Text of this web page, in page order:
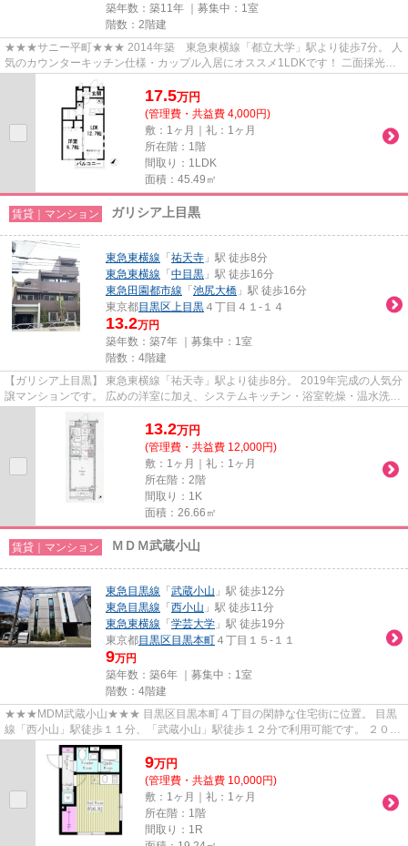
築年数：築11年 ｜募集中： 1室
階数：2階建
★★★サニー平町★★★ 2014年築 東急東横線「都立大学」駅より徒歩7分。 人
気のカウンターキッチン仕様・カップル入居にオススメ1LDKです！ 二面採光の
17.5万円
(管理費・共益費 4,000円)
敷：1ヶ月｜礼：1ヶ月
所在階：1階
間取り：1LDK
面積：45.49㎡
賃貸｜マンション ガリシア上目黒
東急東横線 「 祐天寺 」駅 徒歩8分
東急東横線 「 中目黒 」駅 徒歩16分
東急田園都市線 「 池尻大橋 」駅 徒歩16分
東京都目黒区上目黒 ４丁目４１-１４
13.2万円
築年数：築7年 ｜募集中： 1室
階数：4階建
【ガリシア上目黒】 東急東横線「祐天寺」駅より徒歩8分。 2019年完成の人気分
譲マンションです。 広めの洋室に加え、システムキッチン・浴室乾燥・温水洗浄
便座など充実の設備。 オー...
13.2万円
(管理費・共益費 12,000円)
敷：1ヶ月｜礼：1ヶ月
所在階：2階
間取り：1K
面積：26.66㎡
賃貸｜マンション ＭＤＭ武蔵小山
東急目黒線 「 武蔵小山 」駅 徒歩12分
東急目黒線 「 西小山 」駅 徒歩11分
東急東横線 「 学芸大学 」駅 徒歩19分
東京都目黒区 目黒本町 ４丁目１５-１１
9万円
築年数：築6年 ｜募集中： 1室
階数：4階建
★★★MDM武蔵小山★★★ 目黒区目黒本町４丁目の閑静な住宅街に位置。 目黒
線「西小山」駅徒歩１１分、「武蔵小山」駅徒歩１２分で利用可能です。 ２０２
０年完成の築浅マンション。 住んだ...
9万円
(管理費・共益費 10,000円)
敷：1ヶ月｜礼：1ヶ月
所在階：1階
間取り：1R